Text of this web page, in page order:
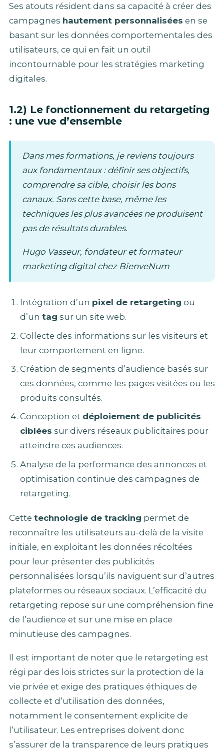
Ses atouts résident dans sa capacité à créer des
campagnes hautement personnalisées en se
basant sur les données comportementales des
utilisateurs, ce qui en fait un outil
incontournable pour les stratégies marketing
digitales.
1.2) Le fonctionnement du retargeting
: une vue d’ensemble
Dans mes formations, je reviens toujours
aux fondamentaux : définir ses objectifs,
comprendre sa cible, choisir les bons
canaux. Sans cette base, même les
techniques les plus avancées ne produisent
pas de résultats durables.
Hugo Vasseur, fondateur et formateur
marketing digital chez BienveNum
Intégration d’un pixel de retargeting ou
d’un tag sur un site web.
Collecte des informations sur les visiteurs et
leur comportement en ligne.
Création de segments d’audience basés sur
ces données, comme les pages visitées ou les
produits consultés.
Conception et déploiement de publicités
ciblées sur divers réseaux publicitaires pour
atteindre ces audiences.
Analyse de la performance des annonces et
optimisation continue des campagnes de
retargeting.
Cette technologie de tracking permet de
reconnaître les utilisateurs au-delà de la visite
initiale, en exploitant les données récoltées
pour leur présenter des publicités
personnalisées lorsqu’ils naviguent sur d’autres
plateformes ou réseaux sociaux. L’efficacité du
retargeting repose sur une compréhension fine
de l’audience et sur une mise en place
minutieuse des campagnes.
Il est important de noter que le retargeting est
régi par des lois strictes sur la protection de la
vie privée et exige des pratiques éthiques de
collecte et d’utilisation des données,
notamment le consentement explicite de
l’utilisateur. Les entreprises doivent donc
s’assurer de la transparence de leurs pratiques